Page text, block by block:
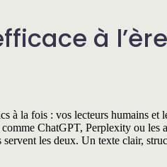
à
à la fois : vos lecteurs humains et
ChatGPT, Perplexity ou
les deux. Un texte clair,